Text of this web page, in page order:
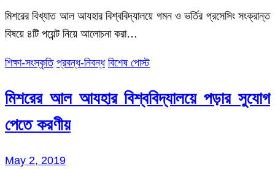
মিশরের বিখ্যাত আল আযহার বিশ্ববিদ্যালয়ে গমন ও ভর্তির প্রসেসিং সংক্রান্ত
বিষয়ে ৪টি পয়েন্ট নিয়ে আলোচনা করা…
শিক্ষা-সংস্কৃতি প্রবন্ধ-নিবন্ধ বিশেষ পোস্ট
মিশরের আল আযহার বিশ্ববিদ্যালয়ে পড়ার সুযোগ
পেতে করণীয়
May 2, 2019